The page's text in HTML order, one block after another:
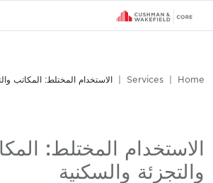
Home
Services الاستخدام المختلط: المكاتب
الاستخدام المختلط:
والتجزئة والسكنية